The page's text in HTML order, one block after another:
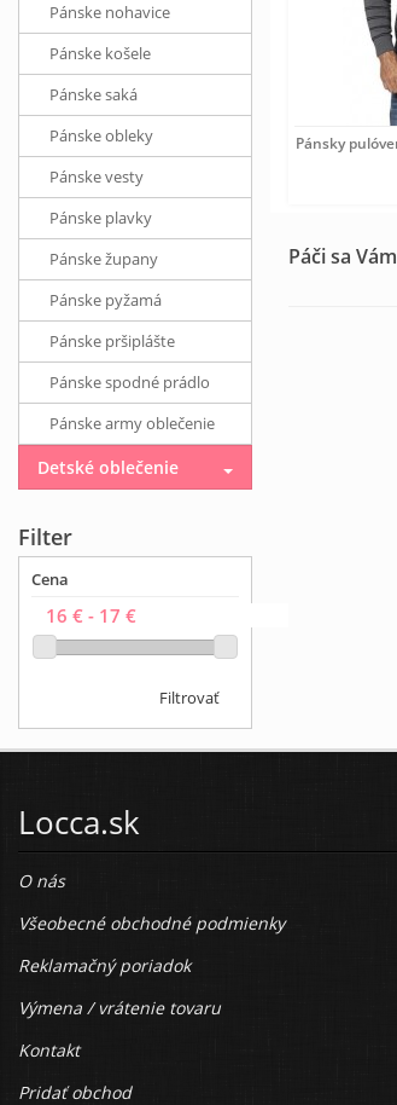
Pánsky
Páči sa
Pánske nohavice
Pánske košele
Pánske saká
Pánske obleky
Pánske vesty
Pánske plavky
Pánske župany
Pánske pyžamá
Pánske pršiplášte
Pánske spodné prádlo
Pánske army oblečenie
Detské oblečenie
Filter
Cena
Filtrovať
Locca.sk
O nás
Všeobecné obchodné podmienky
Reklamačný poriadok
Výmena / vrátenie tovaru
Kontakt
Pridať obchod